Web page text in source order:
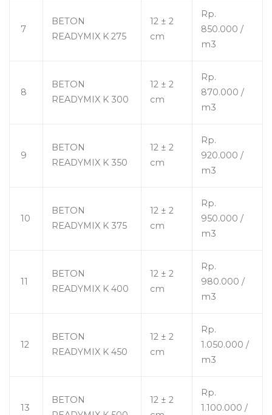
7
BETON
READYMIX K 275
12 ± 2
cm
Rp.
850.000 /
m3
8
BETON
READYMIX K 300
12 ± 2
cm
Rp.
870.000 /
m3
9
BETON
READYMIX K 350
12 ± 2
cm
Rp.
920.000 /
m3
10
BETON
READYMIX K 375
12 ± 2
cm
Rp.
950.000 /
m3
11
BETON
READYMIX K 400
12 ± 2
cm
Rp.
980.000 /
m3
12
BETON
READYMIX K 450
12 ± 2
cm
Rp.
1.050.000 /
m3
13
BETON
12 ± 2
Rp.
1.100.000 /